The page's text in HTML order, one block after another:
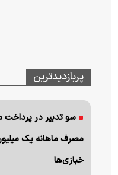
پربازدیدترین
سو تدبیر در پرداخت
مصرف ماهانه یک
خبازی‌ها